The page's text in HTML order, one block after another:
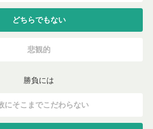
どちらでもない
悲観的
勝負には
にそこまでこだわらない